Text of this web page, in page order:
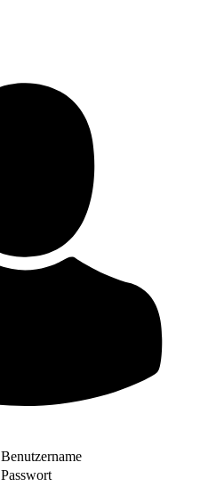
Benutzername
Passwort